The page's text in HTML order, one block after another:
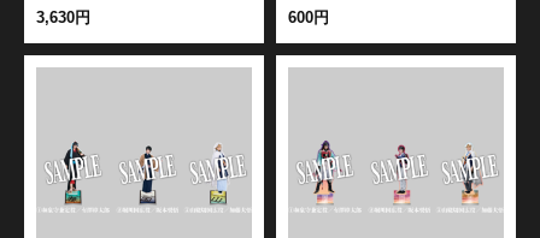
3,630円 600円